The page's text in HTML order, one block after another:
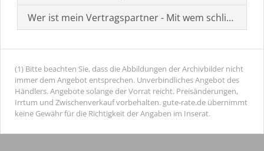
Wer ist mein Vertragspartner - Mit wem schließe ich
(1) Bitte beachten Sie, dass die Abbildungen der Archivbilder nicht
immer dem Angebot entsprechen. Unverbindliches Angebot des
Händlers. Angebote solange der Vorrat reicht. Preisänderungen,
Irrtum und Zwischenverkauf vorbehalten. gute-rate.de übernimmt
keine Gewähr für die Richtigkeit der Angaben im Inserat.